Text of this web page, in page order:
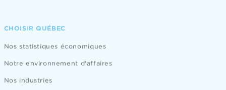
CHOISIR QUÉBEC
Nos statistiques économiques
Notre environnement d'affaires
Nos industries